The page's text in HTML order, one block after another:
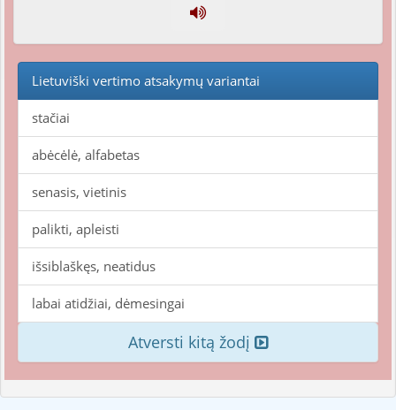
Lietuviški vertimo atsakymų variantai
stačiai
abėcėlė, alfabetas
senasis, vietinis
palikti, apleisti
išsiblaškęs, neatidus
labai atidžiai, dėmesingai
Atversti kitą žodį